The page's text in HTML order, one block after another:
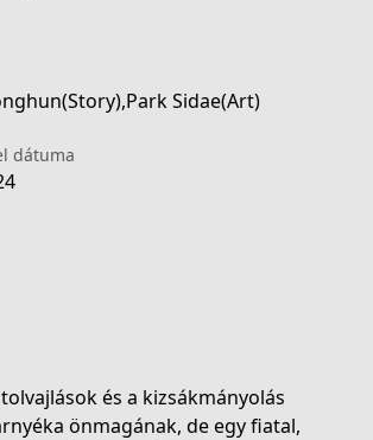
Sidae(Art)
dátuma
és a kizsákmányolás
önmagának, de egy fiatal,